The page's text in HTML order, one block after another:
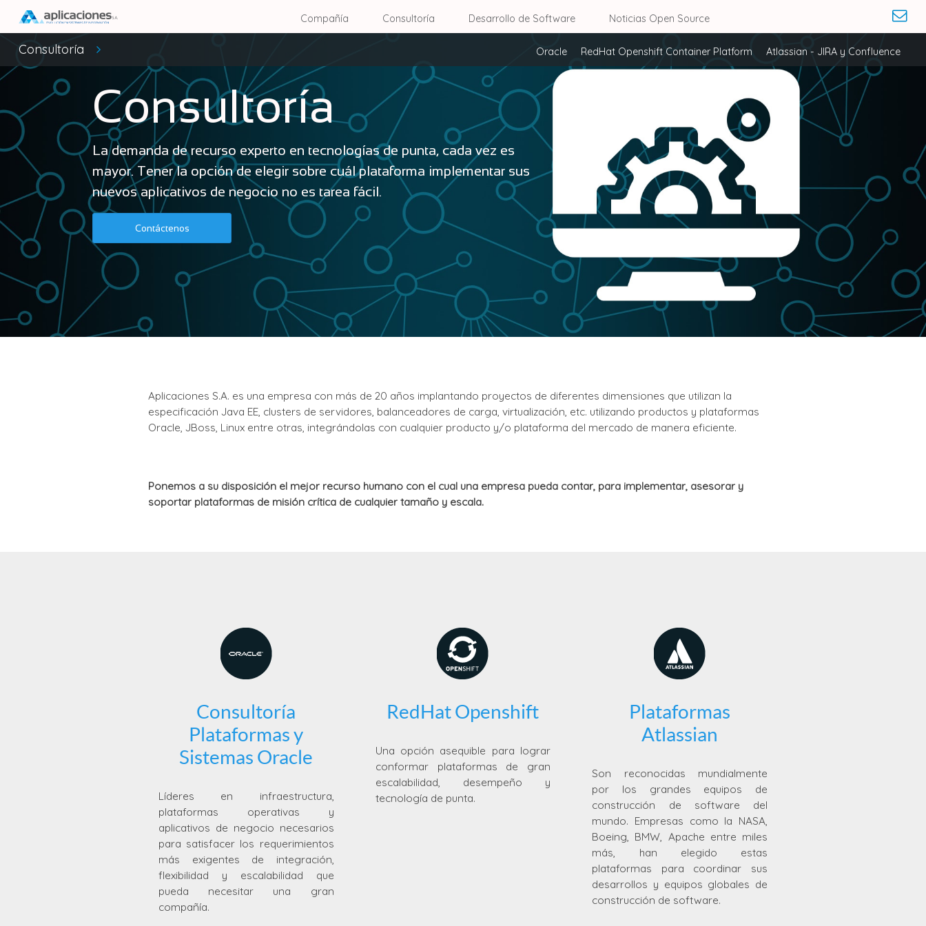
Compañía Consultoría Desarrollo de Software Noticias Open Source
Consultoría Oracle RedHat Openshift Container Platform Atlassian - JIRA y Confluence
Consultoría
La demanda de recurso experto en tecnologías de punta, cada vez es
mayor. Tener la opción de elegir sobre cuál plataforma implementar sus
nuevos aplicativos de negocio no es tarea fácil.
Contáctenos
Aplicaciones S.A. es una empresa con más de 20 años implantando proyectos de diferentes dimensiones que utilizan la
especificación Java EE, clusters de servidores, balanceadores de carga, virtualización, etc. utilizando productos y plataformas
Oracle, JBoss, Linux entre otras, integrándolas con cualquier producto y/o plataforma del mercado de manera eficiente.
Ponemos a su disposición el mejor recurso humano con el cual una empresa pueda contar, para implementar, asesorar y
soportar plataformas de misión crítica de cualquier tamaño y escala.
Consultoría
Plataformas y
Sistemas Oracle
Líderes en infraestructura,
plataformas operativas y
aplicativos de negocio necesarios
para satisfacer los requerimientos
más exigentes de integración,
flexibilidad y escalabilidad que
pueda necesitar una gran
compañía.
RedHat Openshift
Una opción asequible para lograr
conformar plataformas de gran
escalabilidad, desempeño y
tecnología de punta.
Plataformas
Atlassian
Son reconocidas mundialmente
por los grandes equipos de
construcción de software del
mundo. Empresas como la NASA,
Boeing, BMW, Apache entre miles
más, han elegido estas
plataformas para coordinar sus
desarrollos y equipos globales de
construcción de software.